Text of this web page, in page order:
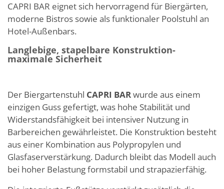
CAPRI BAR eignet sich hervorragend für Biergärten,
moderne Bistros sowie als funktionaler Poolstuhl an
Hotel-Außenbars.
Langlebige, stapelbare Konstruktion-
maximale Sicherheit
Der Biergartenstuhl CAPRI BARwurde aus einem
einzigen Guss gefertigt, was hohe Stabilität und
Widerstandsfähigkeit bei intensiver Nutzung in
Barbereichen gewährleistet. Die Konstruktion besteht
aus einer Kombination aus Polypropylen und
Glasfaserverstärkung. Dadurch bleibt das Modell auch
bei hoher Belastung formstabil und strapazierfähig.